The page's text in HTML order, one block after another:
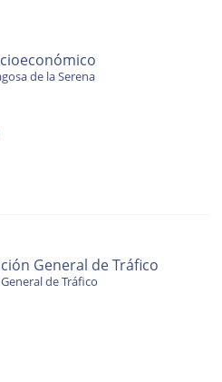
de la Serena
General de Tráfico
de Tráfico